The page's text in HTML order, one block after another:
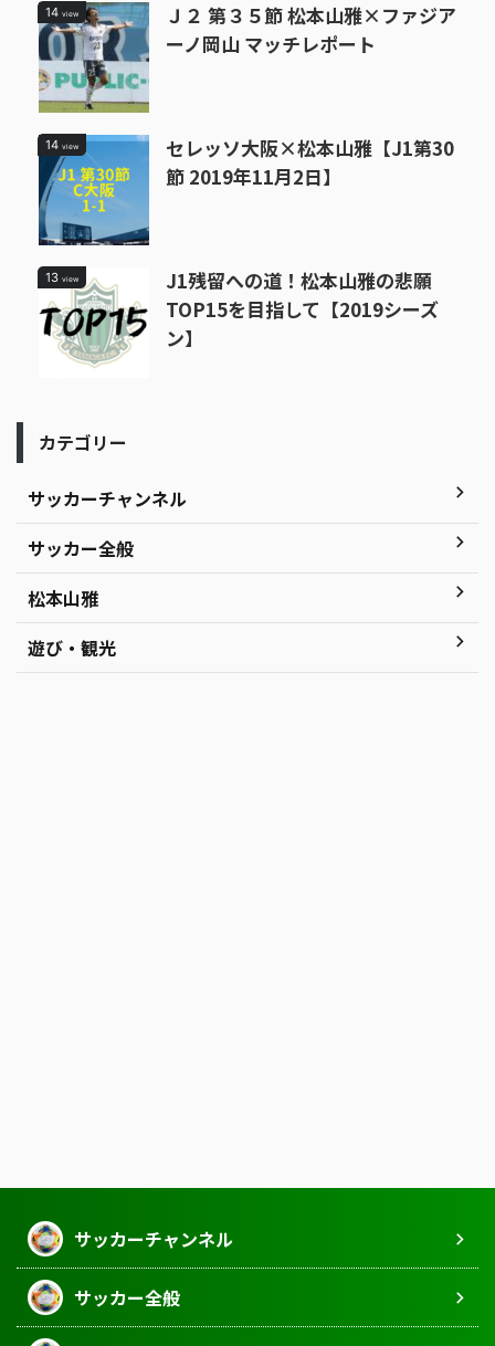
14 view
Ｊ２ 第３５節 松本山雅×ファジア
ーノ岡山 マッチレポート
14 view
セレッソ大阪×松本山雅【J1第30
節 2019年11月2日】
13 view
J1残留への道！松本山雅の悲願
TOP15を目指して【2019シーズ
ン】
カテゴリー
サッカーチャンネル
サッカー全般
松本山雅
遊び・観光
サッカーチャンネル
サッカー全般